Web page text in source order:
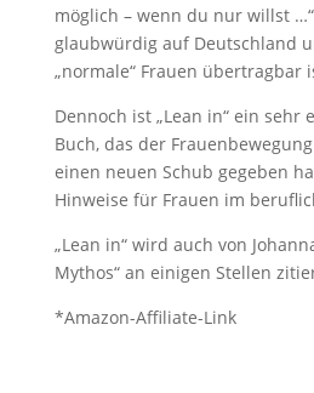
möglich – wenn du nur willst
glaubwürdig auf Deutschland
„normale“ Frauen übertragbar
Dennoch ist „Lean in“ ein sehr
Buch, das der
einen neuen Schub gegeben
Hinweise für Frauen im
„Lean in“ wird auch von
Mythos“ an einigen Stellen
*Amazon-Affiliate-Link